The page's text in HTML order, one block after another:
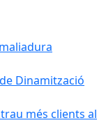
Dinamització
més clients al